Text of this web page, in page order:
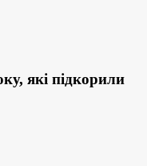
які підкорили